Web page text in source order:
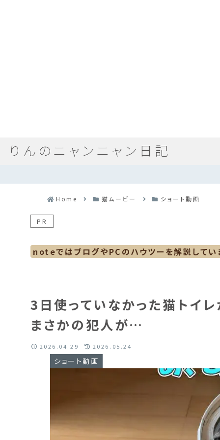
りんのニャンニャン日記
Home 猫ムービー ショート動画
PR
3日使っていなかった猫トイ
まさかの犯人が…
ショート動画
2026.04.29 2026.05.24
noteではブログやPCのハウツーを解説してい